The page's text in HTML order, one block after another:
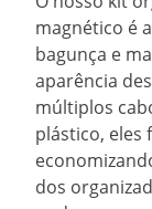
magnético é
bagunça e
aparência
múltiplos
plástico, eles
dos